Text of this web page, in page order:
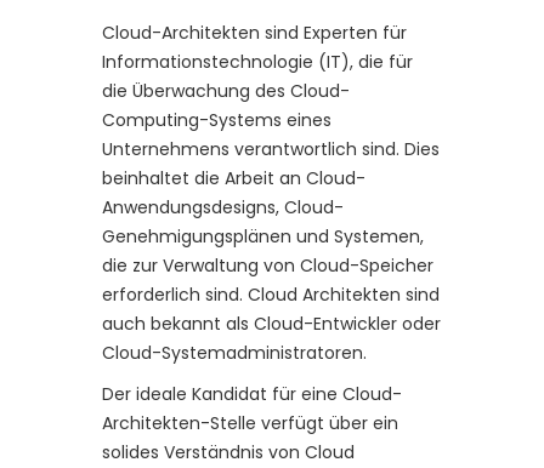
Cloud-Architekten sind Experten für
Informationstechnologie (IT), die für
die Überwachung des Cloud-
Computing-Systems eines
Unternehmens verantwortlich sind. Dies
beinhaltet die Arbeit an Cloud-
Anwendungsdesigns, Cloud-
Genehmigungsplänen und Systemen,
die zur Verwaltung von Cloud-Speicher
erforderlich sind. Cloud Architekten sind
auch bekannt als Cloud-Entwickler oder
Cloud-Systemadministratoren.
Der ideale Kandidat für eine Cloud-
Architekten-Stelle verfügt über ein
solides Verständnis von Cloud